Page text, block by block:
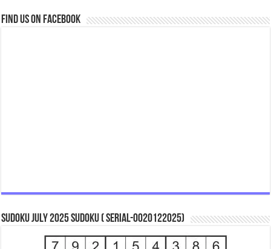
Find us on Facebook
Sudoku July 2025 Sudoku ( Serial-0020122025)